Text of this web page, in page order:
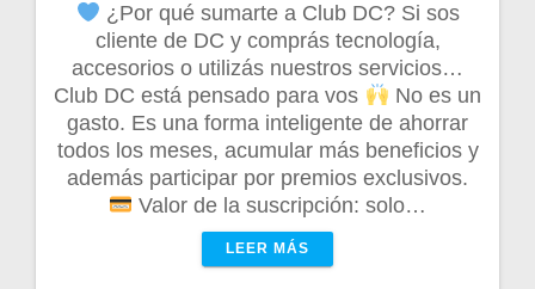
¿Por qué sumarte a Club DC? Si sos
cliente de DC y comprás tecnología,
accesorios o utilizás nuestros servicios…
Club DC está pensado para vos
No es un
gasto. Es una forma inteligente de ahorrar
todos los meses, acumular más beneficios y
además participar por premios exclusivos.
Valor de la suscripción: solo…
LEER MÁS